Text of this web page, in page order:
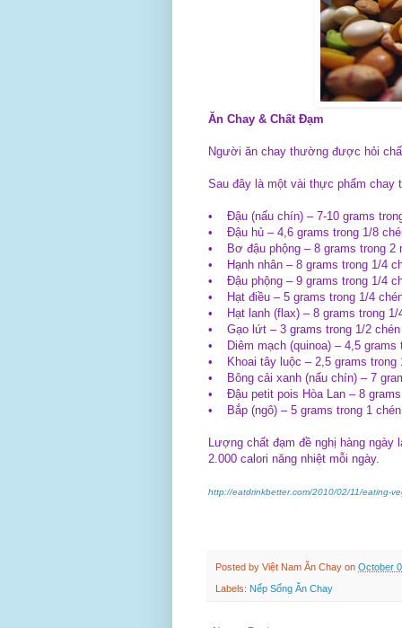
Ăn Chay & Chất Đạm
Người ăn chay thường được hỏi
Sau đây là một vài thực phẩm chay
• Đậu (nấu chín) – 7-10 grams
• Đậu hủ – 4,6 grams trong 1/8
• Bơ đậu phộng – 8 grams trong 2
• Hạnh nhân – 8 grams trong 1/4
• Đậu phộng – 9 grams trong 1/4
• Hạt điều – 5 grams trong 1/4
• Hạt lanh (flax) – 8 grams trong 1/
• Gạo lứt – 3 grams trong 1/2 chén
• Diêm mạch (quinoa) – 4,5 grams
• Khoai tây luộc – 2,5 grams trong
• Bông cải xanh (nấu chín) – 7
• Đậu petit pois Hòa Lan – 8 grams
• Bắp (ngô) – 5 grams trong 1 chén
Lượng chất đạm đề nghị hàng
2.000 calori năng nhiệt mỗi ngày.
http://eatdrinkbetter.com/2010/02/11/eating-
Posted by Việt Nam Ăn Chay on October
Labels: Nếp Sống Ăn Chay